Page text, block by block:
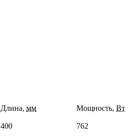
Длина, мм Мощность, Вт
400 762